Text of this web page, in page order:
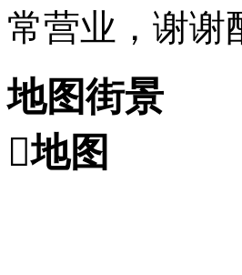
常营业，谢谢
地图街景
地图